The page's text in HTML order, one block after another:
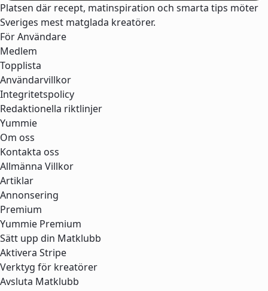
Platsen där recept, matinspiration och smarta tips möter
Sveriges mest matglada kreatörer.
För Användare
Medlem
Topplista
Användarvillkor
Integritetspolicy
Redaktionella riktlinjer
Yummie
Om oss
Kontakta oss
Allmänna Villkor
Artiklar
Annonsering
Premium
Yummie Premium
Sätt upp din Matklubb
Aktivera Stripe
Verktyg för kreatörer
Avsluta Matklubb